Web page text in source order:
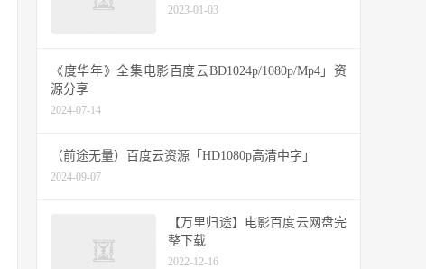
2023-01-03
《度华年》全集电影百度云BD1024p/1080p/Mp4」资
源分享
2024-07-14
（前途无量）百度云资源「HD1080p高清中字」
2024-09-07
【万里归途】电影百度云网盘完
整下载
2022-12-16